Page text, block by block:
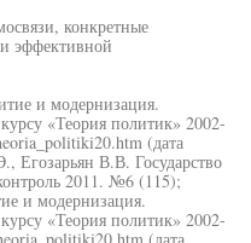
конкретные
эффективной
и модернизация.
«Теория политик» 2002-
(дата
Егозарьян В.В. Государство
2011. №6 (115);
и модернизация.
«Теория политик» 2002-